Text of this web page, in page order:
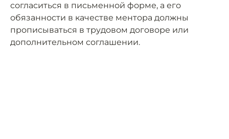
согласиться в письменной форме, а его
обязанности в качестве ментора должны
прописываться в трудовом договоре или
дополнительном соглашении.